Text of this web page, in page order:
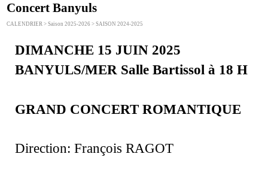
Concert Banyuls
CALENDRIER > Saison 2025-2026 > SAISON 2024-2025
DIMANCHE 15 JUIN 2025
BANYULS/MER Salle Bartissol à 18 H
GRAND CONCERT ROMANTIQUE
Direction: François RAGOT